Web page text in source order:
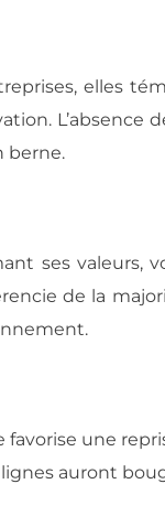
elles
L’absence
berne.
ses valeurs,
de la
une
lignes auront